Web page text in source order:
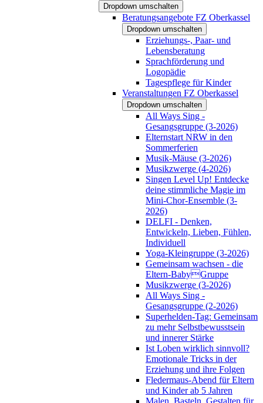
Dropdown umschalten
Beratungsangebote FZ Oberkassel
Dropdown umschalten
Erziehungs-, Paar- und
Lebensberatung
Sprachförderung und
Logopädie
Tagespflege für Kinder
Veranstaltungen FZ Oberkassel
Dropdown umschalten
All Ways Sing -
Gesangsgruppe (3-2026)
Elternstart NRW in den
Sommerferien
Musik-Mäuse (3-2026)
Musikzwerge (4-2026)
Singen Level Up! Entdecke
deine stimmliche Magie im
Mini-Chor-Ensemble (3-
2026)
DELFI - Denken,
Entwickeln, Lieben, Fühlen,
Individuell
Yoga-Kleingruppe (3-2026)
Gemeinsam wachsen - die
Eltern-BabyGruppe
Musikzwerge (3-2026)
All Ways Sing -
Gesangsgruppe (2-2026)
Superhelden-Tag: Gemeinsam
zu mehr Selbstbewusstsein
und innerer Stärke
Ist Loben wirklich sinnvoll?
Emotionale Tricks in der
Erziehung und ihre Folgen
Fledermaus-Abend für Eltern
und Kinder ab 5 Jahren
Malen, Basteln, Gestalten für